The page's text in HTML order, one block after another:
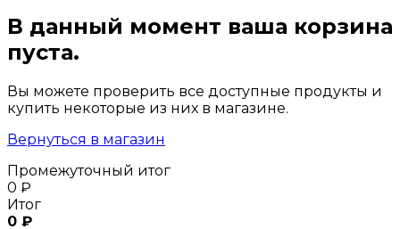
В данный момент ваша корзина
пуста.
Вы можете проверить все доступные продукты и
купить некоторые из них в магазине.
Вернуться в магазин
Промежуточный итог
0 ₽
Итог
0 ₽